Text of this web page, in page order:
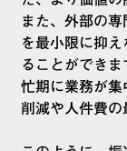
また、外部の
を最小限に抑
ることができ
忙期に業務が集
削減や人件費の